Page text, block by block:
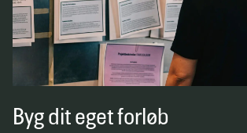
Byg dit eget forløb